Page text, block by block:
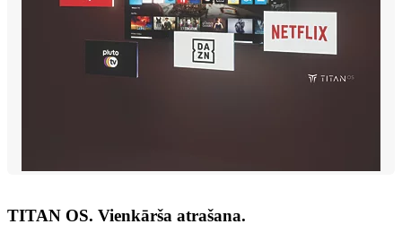
TITAN OS. Vienkārša atrašana.